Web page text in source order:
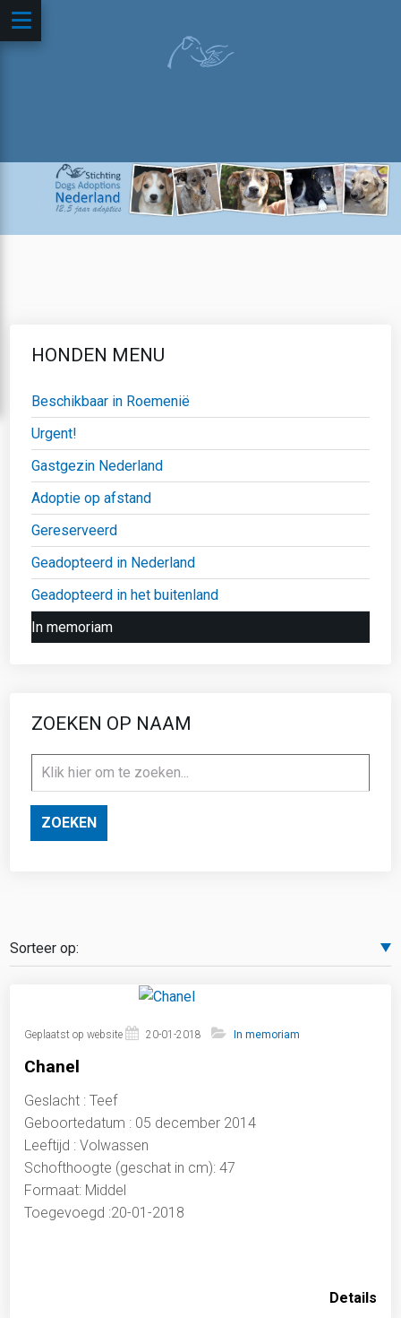
HONDEN MENU
Beschikbaar in Roemenië
Urgent!
Gastgezin Nederland
Adoptie op afstand
Gereserveerd
Geadopteerd in Nederland
Geadopteerd in het buitenland
In memoriam
ZOEKEN OP NAAM
ZOEKEN
Geplaatst op website 20-01-2018 In memoriam
Chanel
Geslacht : Teef
Geboortedatum : 05 december 2014
Leeftijd : Volwassen
Schofthoogte (geschat in cm): 47
Formaat: Middel
Toegevoegd :20-01-2018
Details